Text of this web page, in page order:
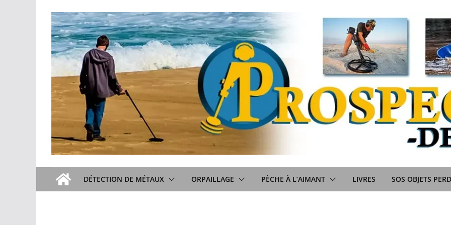
contenu
DÉTECTION DE MÉTAUX ORPAILLAGE PÈCHE À L’AIMANT LIVRES SOS OBJETS